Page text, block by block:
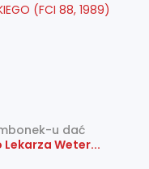
(FCI 88, 1989)
u dać
Lekarza Weter...